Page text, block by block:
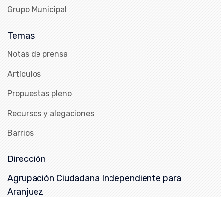
Grupo Municipal
Temas
Notas de prensa
Artículos
Propuestas pleno
Recursos y alegaciones
Barrios
Dirección
Agrupación Ciudadana Independiente para
Aranjuez